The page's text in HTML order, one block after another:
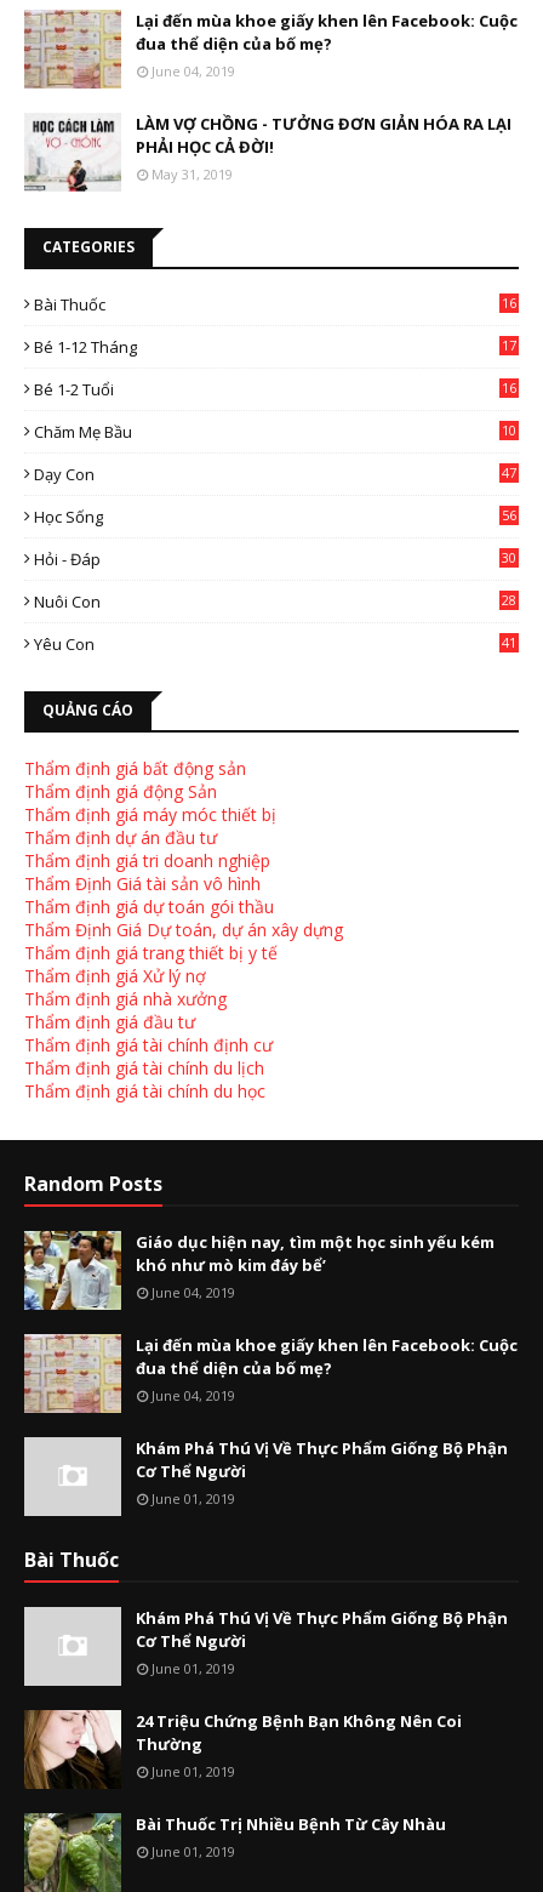
Lại đến mùa khoe giấy khen lên Facebook: Cuộc
đua thể diện của bố mẹ?
June 04, 2019
LÀM VỢ CHỒNG - TƯỞNG ĐƠN GIẢN HÓA RA LẠI
PHẢI HỌC CẢ ĐỜI!
May 31, 2019
CATEGORIES
Bài Thuốc
16
Bé 1-12 Tháng 17
Bé 1-2 Tuổi 16
Chăm Mẹ Bầu
10
Dạy Con
47
Học Sống 56
Hỏi - Đáp 30
Nuôi Con
28
Yêu Con
41
QUẢNG CÁO
Thẩm định giá bất động sản
Thẩm định giá động Sản
Thẩm định giá máy móc thiết bị
Thẩm định dự án đầu tư
Thẩm định giá tri doanh nghiệp
Thẩm Định Giá tài sản vô hình
Thẩm định giá dự toán gói thầu
Thẩm Định Giá Dự toán, dự án xây dựng
Thẩm định giá trang thiết bị y tế
Thẩm định giá Xử lý nợ
Thẩm định giá nhà xưởng
Thẩm định giá đầu tư
Thẩm định giá tài chính định cư
Thẩm định giá tài chính du lịch
Thẩm định giá tài chính du học
Random Posts
Giáo dục hiện nay, tìm một học sinh yếu kém
khó như mò kim đáy bể’
June 04, 2019
Lại đến mùa khoe giấy khen lên Facebook: Cuộc
đua thể diện của bố mẹ?
June 04, 2019
Khám Phá Thú Vị Về Thực Phẩm Giống Bộ Phận
Cơ Thể Người
June 01, 2019
Bài Thuốc
Khám Phá Thú Vị Về Thực Phẩm Giống Bộ Phận
Cơ Thể Người
June 01, 2019
24 Triệu Chứng Bệnh Bạn Không Nên Coi
Thường
June 01, 2019
Bài Thuốc Trị Nhiều Bệnh Từ Cây Nhàu
June 01, 2019